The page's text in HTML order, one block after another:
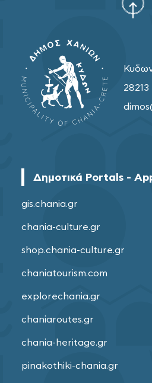
Δημοτικά Portals -
gis.chania.gr
chania-culture.gr
shop.chania-culture.gr
chaniatourism.com
explorechania.gr
chaniaroutes.gr
chania-heritage.gr
pinakothiki-chania.gr